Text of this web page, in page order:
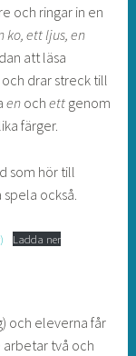
och ringar in en
ko, ett ljus, en
att läsa
drar streck till
en ochett genom
färger.
som hör till
spela också.
Ladda ner
och eleverna får
arbetar två och